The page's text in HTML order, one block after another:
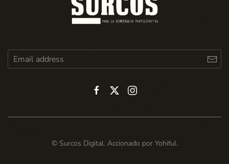
© Surcos Digital. Accionado por Yohiful.